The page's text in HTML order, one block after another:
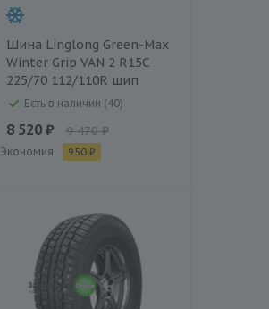
Шина Linglong Green-Max
Winter Grip VAN 2 R15C
225/70 112/110R шип
Есть в наличии (40)
8 520 ₽ 9 470 ₽
Экономия 950 ₽